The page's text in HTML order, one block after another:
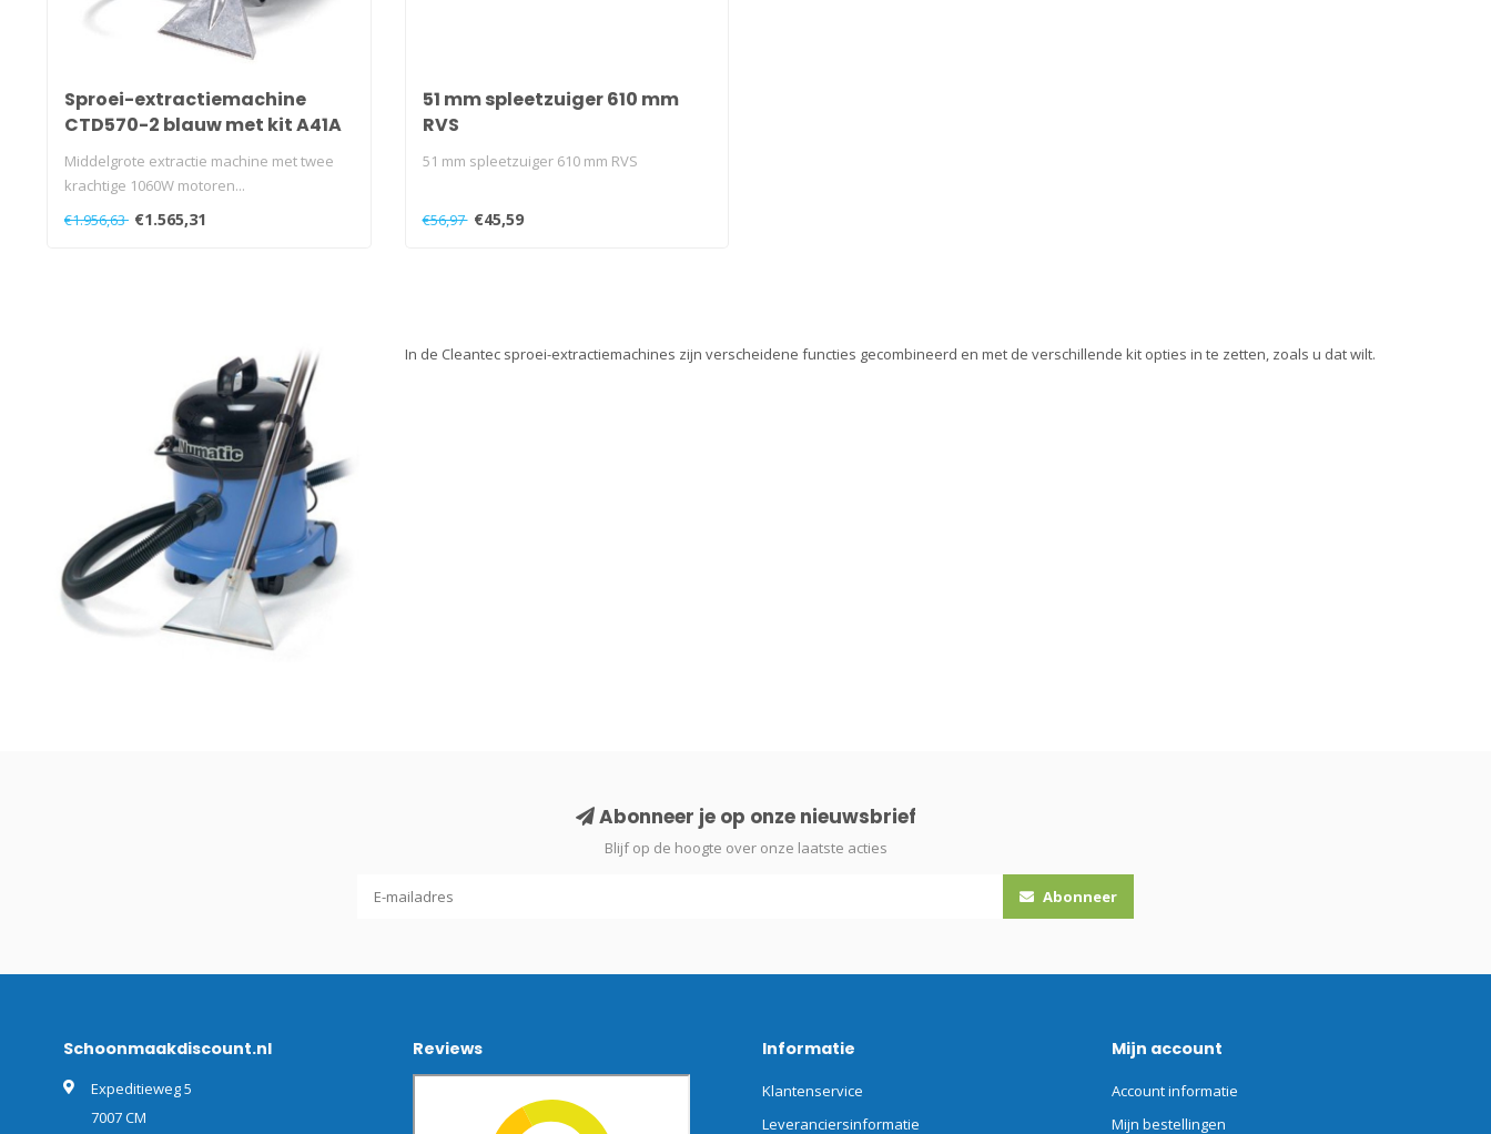
Sproei-extractiemachine
CTD570-2 blauw met kit A41A
Middelgrote extractie machine met twee
krachtige 1060W motoren...
€1.956,63 €1.565,31
51 mm spleetzuiger 610 mm
RVS
51 mm spleetzuiger 610 mm RVS
€56,97 €45,59
In de Cleantec sproei-extractiemachines zijn verscheidene functies gecombineerd en met de verschillende kit opties in te zetten, zoals u dat wilt.
Abonneer je op onze nieuwsbrief
Blijf op de hoogte over onze laatste acties
Abonneer
Schoonmaakdiscount.nl
Expeditieweg 5
7007 CM
Reviews Informatie
Klantenservice
Leveranciersinformatie
Mijn account
Account informatie
Mijn bestellingen